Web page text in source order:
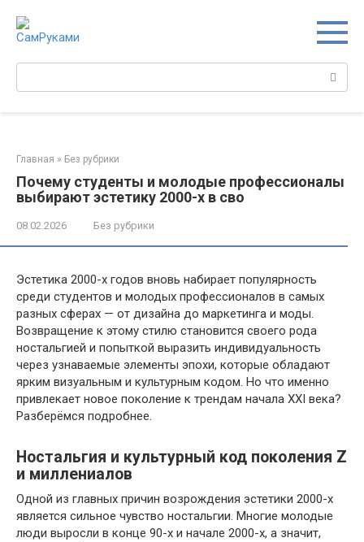
контенту
Главная » Без рубрики
Почему студенты и молодые профессионалы
выбирают эстетику 2000-х в сво
08.02.2026 Без рубрики
Эстетика 2000-х годов вновь набирает популярность
среди студентов и молодых профессионалов в самых
разных сферах — от дизайна до маркетинга и моды.
Возвращение к этому стилю становится своего рода
ностальгией и попыткой выразить индивидуальность
через узнаваемые элементы эпохи, которые обладают
ярким визуальным и культурным кодом. Но что именно
привлекает новое поколение к трендам начала XXI века?
Разберёмся подробнее.
Ностальгия и культурный код поколения Z
и миллениалов
Одной из главных причин возрождения эстетики 2000-х
является сильное чувство ностальгии. Многие молодые
люди выросли в конце 90-х и начале 2000-х, а значит,